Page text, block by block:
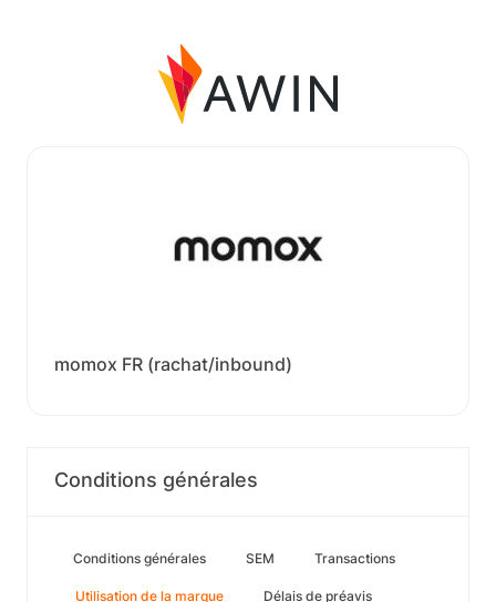
momox FR (rachat/inbound)
Conditions générales
Conditions générales SEM Transactions
Utilisation de la marque Délais de préavis